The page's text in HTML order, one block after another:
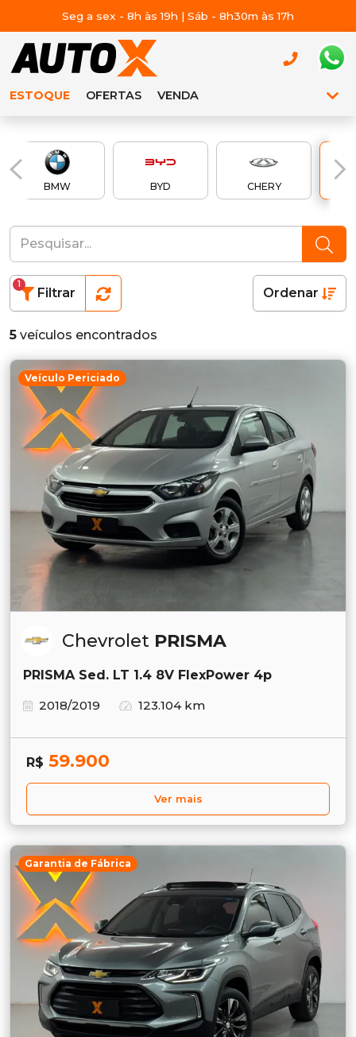
Seg a sex - 8h às 19h | Sáb - 8h30m às 17h
ESTOQUE OFERTAS VENDA
BMW BYD CHERY
Filtrar
1
Ordenar
5 veículos encontrados
Veículo Periciado
Chevrolet PRISMA
PRISMA Sed. LT 1.4 8V FlexPower 4p
2018/2019
123.104 km
R$ 59.900
Ver mais
Garantia de Fábrica